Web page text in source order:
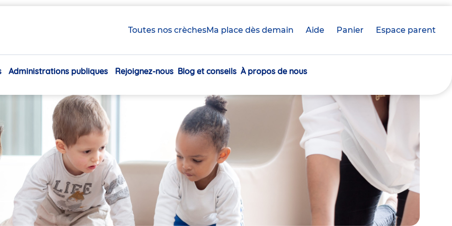
Toutes nos crèchesMa place dès demain Aide Panier crèche(s)
Espace parent
Navigation
Administrations publiques Rejoignez-nous Blog et conseils À propos de nous